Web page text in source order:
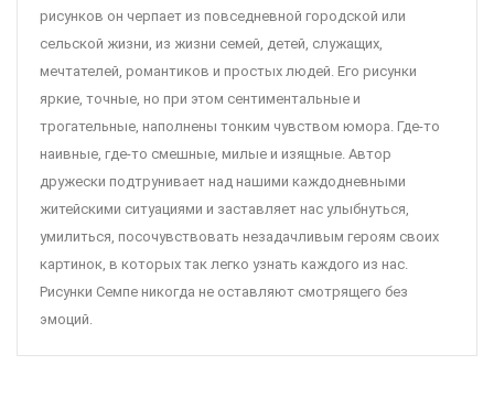
рисунков он черпает из повседневной городской или
сельской жизни, из жизни семей, детей, служащих,
мечтателей, романтиков и простых людей. Его рисунки
яркие, точные, но при этом сентиментальные и
трогательные, наполнены тонким чувством юмора. Где-то
наивные, где-то смешные, милые и изящные. Автор
дружески подтрунивает над нашими каждодневными
житейскими ситуациями и заставляет нас улыбнуться,
умилиться, посочувствовать незадачливым героям своих
картинок, в которых так легко узнать каждого из нас.
Рисунки Семпе никогда не оставляют смотрящего без
эмоций.